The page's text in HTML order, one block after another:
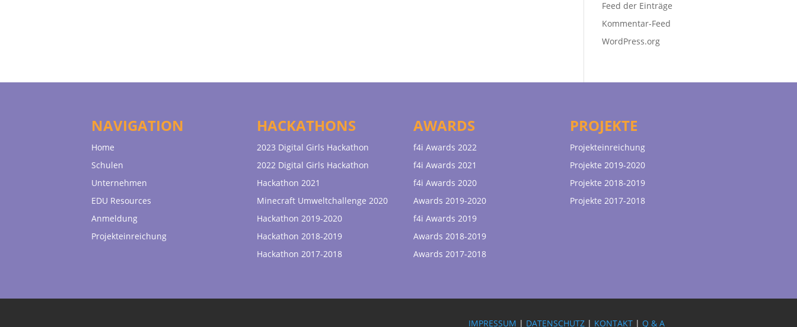
Feed der Einträge
Kommentar-Feed
WordPress.org
NAVIGATION
Home
Schulen
Unternehmen
EDU Resources
Anmeldung
Projekteinreichung
HACKATHONS
2023 Digital Girls Hackathon
2022 Digital Girls Hackathon
Hackathon 2021
Minecraft Umweltchallenge 2020
Hackathon 2019-2020
Hackathon 2018-2019
Hackathon 2017-2018
AWARDS
f4i Awards 2022
f4i Awards 2021
f4i Awards 2020
Awards 2019-2020
f4i Awards 2019
Awards 2018-2019
Awards 2017-2018
PROJEKTE
Projekteinreichung
Projekte 2019-2020
Projekte 2018-2019
Projekte 2017-2018
IMPRESSUM | DATENSCHUTZ | KONTAKT | Q & A